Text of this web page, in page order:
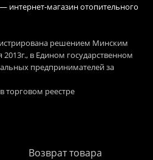
интернет-магазин отопительного
решением Минским
в Едином государственном
предпринимателей за
торговом реестре
Возврат товара